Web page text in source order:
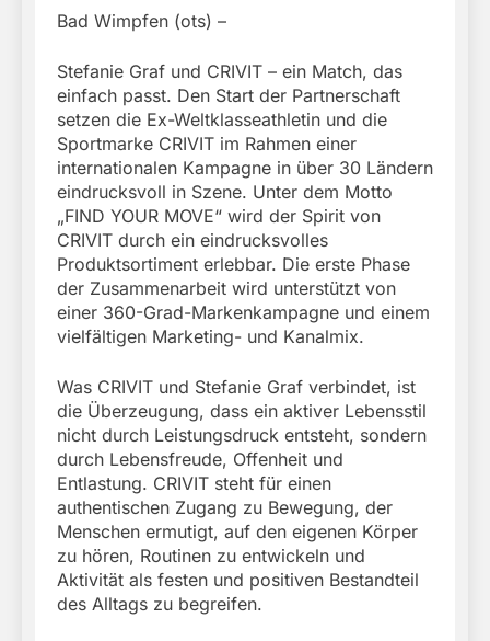
Bad Wimpfen (ots) –
Stefanie Graf und CRIVIT – ein Match, das
einfach passt. Den Start der Partnerschaft
setzen die Ex-Weltklasseathletin und die
Sportmarke CRIVIT im Rahmen einer
internationalen Kampagne in über 30 Ländern
eindrucksvoll in Szene. Unter dem Motto
„FIND YOUR MOVE“ wird der Spirit von
CRIVIT durch ein eindrucksvolles
Produktsortiment erlebbar. Die erste Phase
der Zusammenarbeit wird unterstützt von
einer 360-Grad-Markenkampagne und einem
vielfältigen Marketing- und Kanalmix.
Was CRIVIT und Stefanie Graf verbindet, ist
die Überzeugung, dass ein aktiver Lebensstil
nicht durch Leistungsdruck entsteht, sondern
durch Lebensfreude, Offenheit und
Entlastung. CRIVIT steht für einen
authentischen Zugang zu Bewegung, der
Menschen ermutigt, auf den eigenen Körper
zu hören, Routinen zu entwickeln und
Aktivität als festen und positiven Bestandteil
des Alltags zu begreifen.